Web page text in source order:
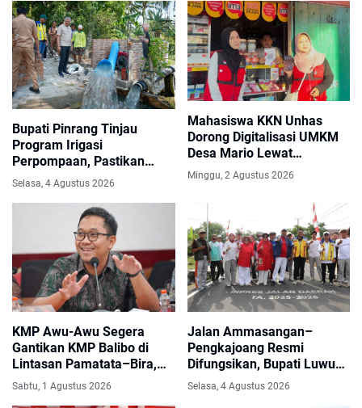
Bupati Pinrang Tinjau
Program Irigasi
Perpompaan, Pastikan
Pasokan Air Petani Tetap
Selasa, 4 Agustus 2026
Mahasiswa KKN Unhas
Dorong Digitalisasi UMKM
Desa Mario Lewat
Pendampingan QRIS
Minggu, 2 Agustus 2026
KMP Awu-Awu Segera
Gantikan KMP Balibo di
Lintasan Pamatata–Bira,
Balibo Beroperasi
Sementara Angkut Logistik
Sabtu, 1 Agustus 2026
Jalan Ammasangan–
Pengkajoang Resmi
Difungsikan, Bupati Luwu
Utara: Tingkatkan Akses
dan Ekonomi Masyarakat
Selasa, 4 Agustus 2026